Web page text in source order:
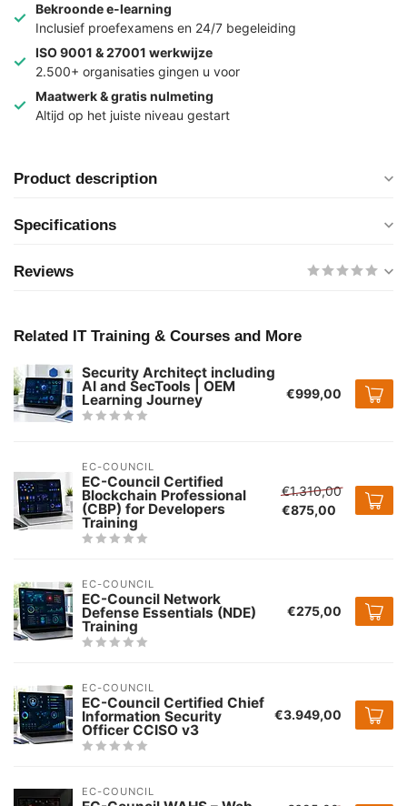
Bekroonde e-learning
Inclusief proefexamens en 24/7 begeleiding
ISO 9001 & 27001 werkwijze
2.500+ organisaties gingen u voor
Maatwerk & gratis nulmeting
Altijd op het juiste niveau gestart
Product description
Specifications
Reviews
Related IT Training & Courses and More
Security Architect including
AI and SecTools | OEM
Learning Journey €999,00
EC-COUNCIL
EC-Council Certified
Blockchain Professional
(CBP) for Developers
Training
€1.310,00
€875,00
EC-COUNCIL
EC-Council Network
Defense Essentials (NDE)
Training
€275,00
EC-COUNCIL
EC-Council Certified Chief
Information Security
Officer CCISO v3
€3.949,00
EC-COUNCIL